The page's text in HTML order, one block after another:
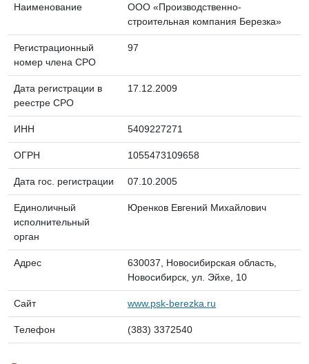
Наименование
ООО «Производственно-
строительная компания Березка»
Регистрационный
номер члена СРО
97
Дата регистрации в
реестре СРО
17.12.2009
ИНН 5409227271
ОГРН 1055473109658
Дата гос. регистрации 07.10.2005
Единоличный
исполнительный
орган
Юренков Евгений Михайлович
Адрес
630037, Новосибирская область,
Новосибирск, ул. Эйхе, 10
Сайт www.psk-berezka.ru
Телефон (383) 3372540